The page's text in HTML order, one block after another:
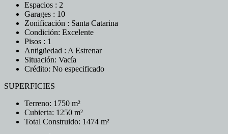
Espacios : 2
Garages : 10
Zonificación : Santa Catarina
Condición: Excelente
Pisos : 1
Antigüedad : A Estrenar
Situación: Vacía
Crédito: No especificado
SUPERFICIES
Terreno: 1750 m²
Cubierta: 1250 m²
Total Construido: 1474 m²